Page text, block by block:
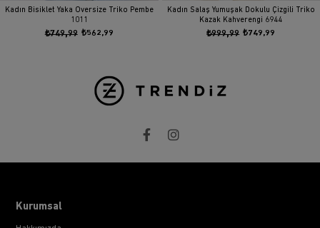
Kadın Bisiklet Yaka Oversize Triko Pembe
1011
₺562,99
₺749,99
Kadın Salaş Yumuşak Dokulu Çizgili Triko
Kazak Kahverengi 6944
₺749,99
₺999,99
Kurumsal